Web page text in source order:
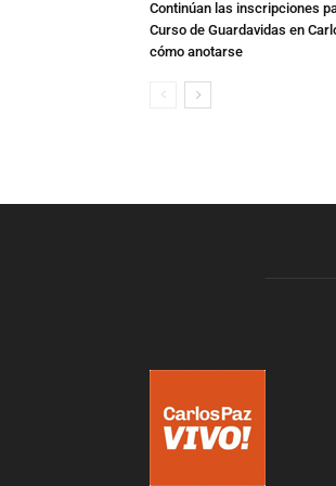
Continúan las inscripciones
Curso de Guardavidas en
cómo anotarse